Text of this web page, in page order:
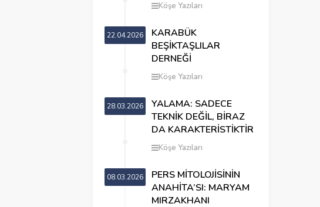
Köşe Yazıları
22.04.2026
KARABÜK
BEŞİKTAŞLILAR
DERNEĞİ
Köşe Yazıları
28.03.2026
YALAMA: SADECE
TEKNİK DEĞİL, BİRAZ
DA KARAKTERİSTİKTİR
Köşe Yazıları
08.03.2026
PERS MİTOLOJİSİNİN
ANAHİTA’SI: MARYAM
MIRZAKHANI